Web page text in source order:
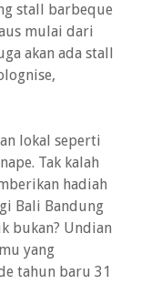
stall barbeque
mulai dari
akan ada stall
lokal seperti
Tak kalah
hadiah
Bali Bandung
bukan? Undian
yang
tahun baru 31